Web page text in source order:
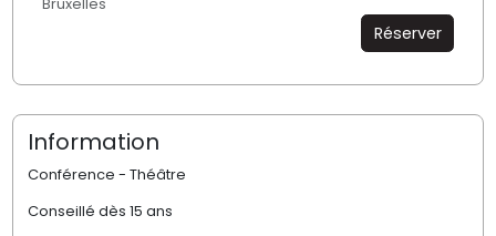
Réserver
Information
Conférence - Théâtre
Conseillé dès 15 ans